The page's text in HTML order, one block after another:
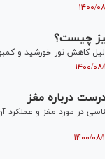
چیست؟
کاهش نور خورشید و
درباره مغز
در مورد مغز و عملکرد آن